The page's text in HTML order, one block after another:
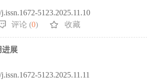
5123.2025.11.10
评论 (0) 收藏
进展
5123.2025.11.11